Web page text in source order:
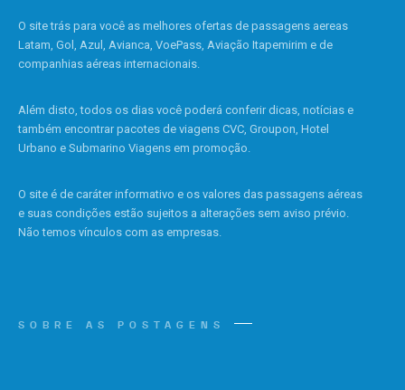
O site trás para você as melhores ofertas de passagens aereas
Latam, Gol, Azul, Avianca, VoePass, Aviação Itapemirim e de
companhias aéreas internacionais.
Além disto, todos os dias você poderá conferir dicas, notícias e
também encontrar pacotes de viagens CVC, Groupon, Hotel
Urbano e Submarino Viagens em promoção.
O site é de caráter informativo e os valores das passagens aéreas
e suas condições estão sujeitos a alterações sem aviso prévio.
Não temos vínculos com as empresas.
SOBRE AS POSTAGENS